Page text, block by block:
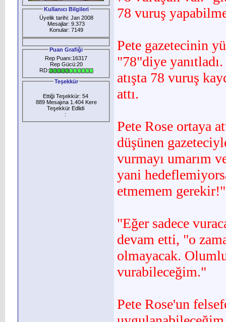
Kullanıcı Bilgileri
Üyelik tarihi: Jan 2008
Mesajlar: 9.373
Konular: 7149
Puan Grafiği
Rep Puanı:16317
Rep Gücü:20
RD:
Teşekkür
Ettiği Teşekkür: 54
889 Mesajına 1.404 Kere
Teşekkür Edlidi
:
78 vuruş
Pete gazetecinin
"78"diye
atışta 78 vuruş
attı.
Pete Rose ortaya
düşünen
vurmayı umarım
yani
etmemem gerekir!"
"Eğer sadece
devam etti, "o
olmayacak.
vurabileceğim."
Pete Rose'un